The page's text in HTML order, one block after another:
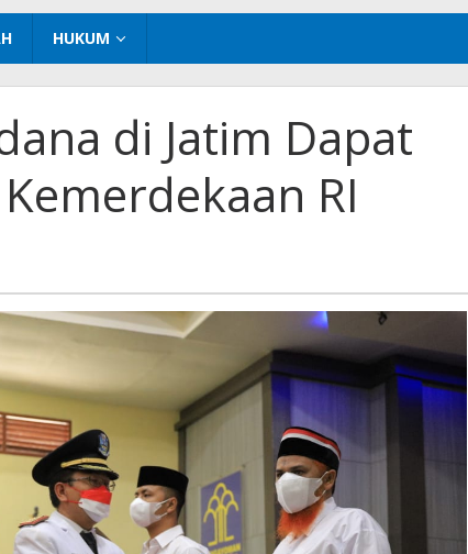
HUKUM
di Jatim Dapat
RI